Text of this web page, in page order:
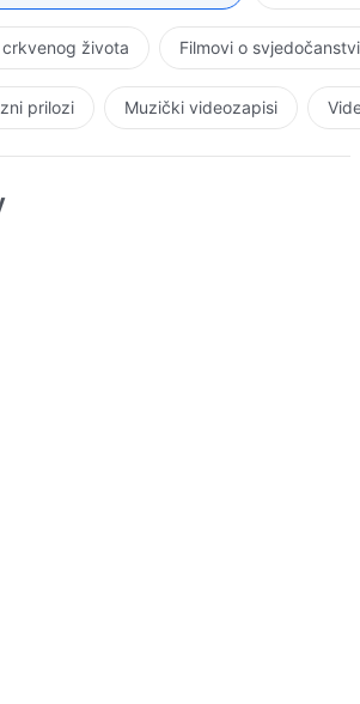
života Filmovi o
prilozi Muzički videozapisi